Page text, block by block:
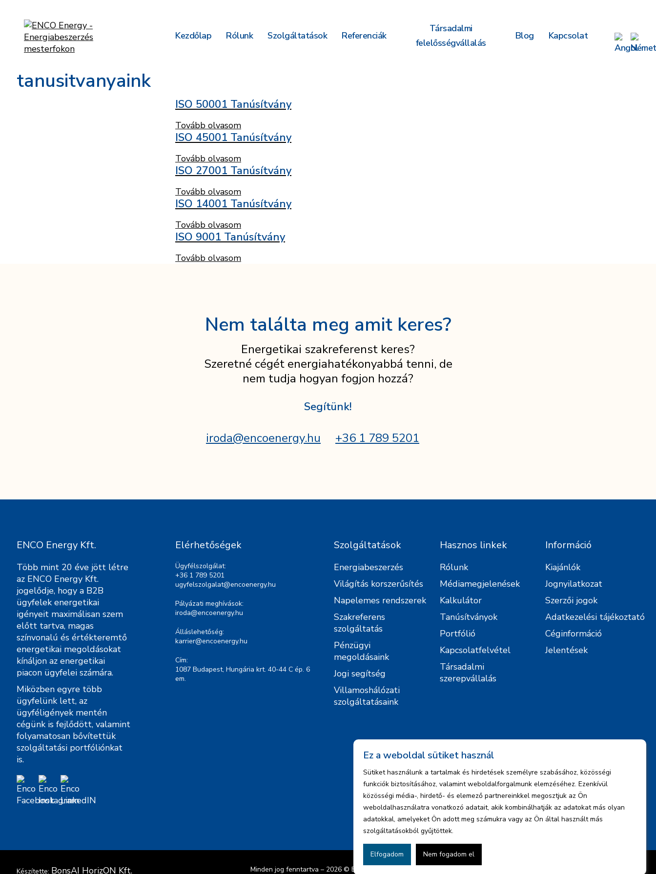
Kezdőlap Rólunk Szolgáltatások Referenciák
Társadalmi
felelősségvállalás
Blog Kapcsolat
tanusitvanyaink
ISO 50001 Tanúsítvány
Tovább olvasom
ISO 45001 Tanúsítvány
Tovább olvasom
ISO 27001 Tanúsítvány
Tovább olvasom
ISO 14001 Tanúsítvány
Tovább olvasom
ISO 9001 Tanúsítvány
Tovább olvasom
Nem találta meg amit keres?
Energetikai szakreferenst keres?
Szeretné cégét energiahatékonyabbá tenni, de
nem tudja hogyan fogjon hozzá?
Segítünk!
iroda@encoenergy.hu +36 1 789 5201
ENCO Energy Kft.
Több mint 20 éve jött létre
az ENCO Energy Kft.
jogelődje, hogy a B2B
ügyfelek energetikai
igényeit maximálisan szem
előtt tartva, magas
színvonalú és értékteremtő
energetikai megoldásokat
kínáljon az energetikai
piacon ügyfelei számára.
Miközben egyre több
ügyfelünk lett, az
ügyféligények mentén
cégünk is fejlődött, valamint
folyamatosan bővítettük
szolgáltatási portfóliónkat
is.
Elérhetőségek
Ügyfélszolgálat:
+36 1 789 5201
ugyfelszolgalat@encoenergy.hu
Pályázati meghívások:
iroda@encoenergy.hu
Álláslehetőség:
karrier@encoenergy.hu
Cím:
1087 Budapest, Hungária krt. 40-44 C ép. 6
em.
Szolgáltatások
Energiabeszerzés
Világítás korszerűsítés
Napelemes rendszerek
Szakreferens
szolgáltatás
Pénzügyi
megoldásaink
Jogi segítség
Villamoshálózati
szolgáltatásaink
Hasznos linkek
Rólunk
Médiamegjelenések
Kalkulátor
Tanúsítványok
Portfólió
Kapcsolatfelvétel
Társadalmi
szerepvállalás
Információ
Kiajánlók
Jognyilatkozat
Szerzői jogok
Adatkezelési tájékoztató
Céginformáció
Jelentések
Készítette: BonsAI HorizON Kft. Minden jog fenntartva – 2026 © ENCO Energy Kft.
Ez a weboldal sütiket használ
Sütiket használunk a tartalmak és hirdetések személyre szabásához, közösségi
funkciók biztosításához, valamint weboldalforgalmunk elemzéséhez. Ezenkívül
közösségi média-, hirdető- és elemező partnereinkkel megosztjuk az Ön
weboldalhasználatra vonatkozó adatait, akik kombinálhatják az adatokat más olyan
adatokkal, amelyeket Ön adott meg számukra vagy az Ön által használt más
szolgáltatásokból gyűjtöttek.
Elfogadom Nem fogadom el